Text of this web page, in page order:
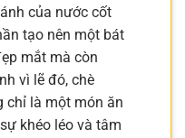
của nước cốt
tạo nên một bát
mắt mà còn
vì lẽ đó, chè
chỉ là một món ăn
khéo léo và tâm